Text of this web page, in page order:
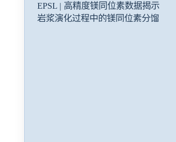
EPSL | 高精度镁同位素数据揭示
岩浆演化过程中的镁同位素分馏